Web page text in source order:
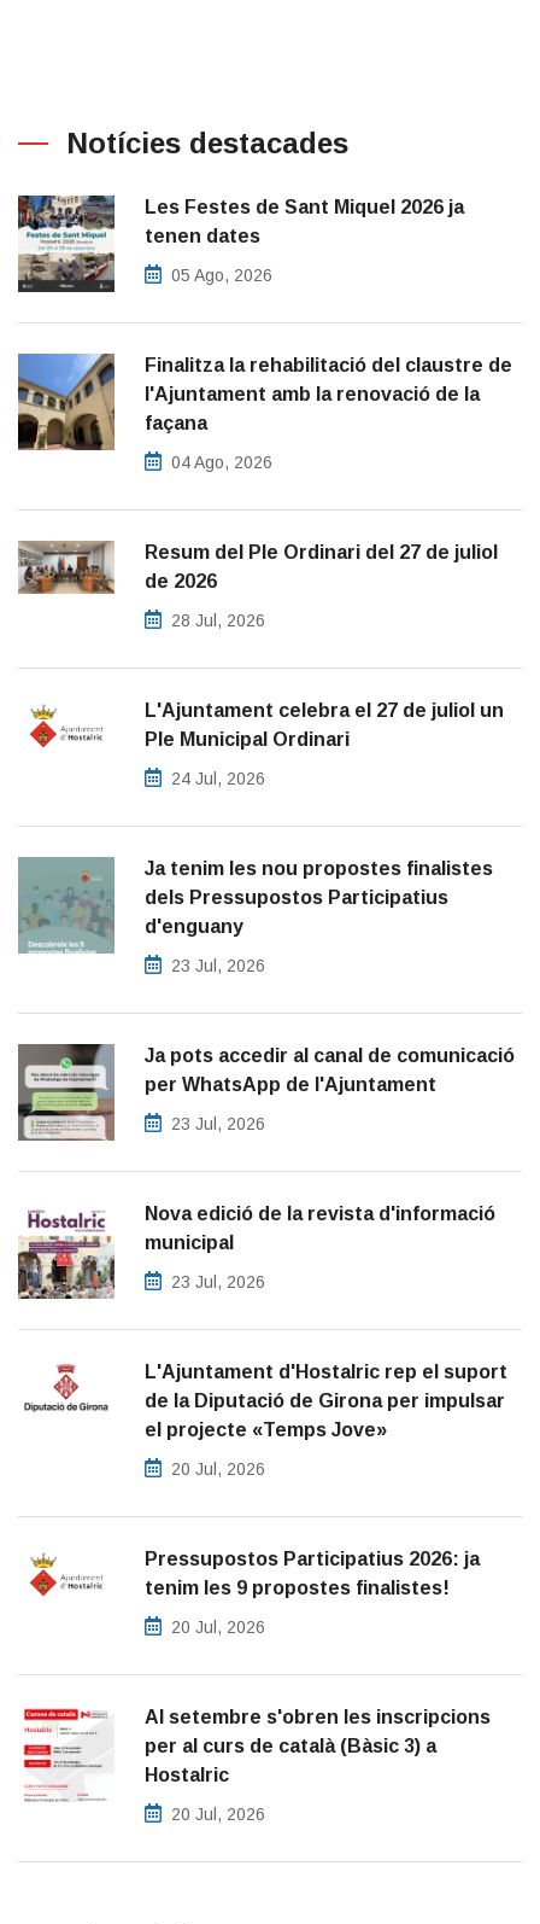
Notícies destacades
Les Festes de Sant Miquel 2026 ja
tenen dates
05 Ago, 2026
Finalitza la rehabilitació del claustre de
l'Ajuntament amb la renovació de la
façana
04 Ago, 2026
Resum del Ple Ordinari del 27 de juliol
de 2026
28 Jul, 2026
L'Ajuntament celebra el 27 de juliol un
Ple Municipal Ordinari
24 Jul, 2026
Ja tenim les nou propostes finalistes
dels Pressupostos Participatius
d'enguany
23 Jul, 2026
Ja pots accedir al canal de comunicació
per WhatsApp de l'Ajuntament
23 Jul, 2026
Nova edició de la revista d'informació
municipal
23 Jul, 2026
L'Ajuntament d'Hostalric rep el suport
de la Diputació de Girona per impulsar
el projecte «Temps Jove»
20 Jul, 2026
Pressupostos Participatius 2026: ja
tenim les 9 propostes finalistes!
20 Jul, 2026
Al setembre s'obren les inscripcions
per al curs de català (Bàsic 3) a
Hostalric
20 Jul, 2026